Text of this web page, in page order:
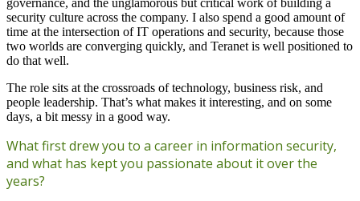
security culture across the company. I also spend a good amount of
time at the intersection of IT operations and security, because those
two worlds are converging quickly, and Teranet is well positioned to
do that well.
The role sits at the crossroads of technology, business risk, and
people leadership. That’s what makes it interesting, and on some
days, a bit messy in a good way.
What first drew you to a career in information security,
and what has kept you passionate about it over the
years?